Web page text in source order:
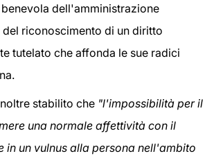
dell'amministrazione
del riconoscimento di un diritto
tutelato che affonda le sue radici
stabilito che "l'impossibilità per il
una normale affettività con il
in un vulnus alla persona nell'ambito